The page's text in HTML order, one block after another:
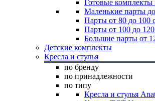
Готовые комплекты
Маленькие парты
Парты от 80 до 100
Парты от 100 до
Большие парты от
Детские комплекты
Кресла и стулья
по бренду
по принадлежности
по типу
Кресла и стулья